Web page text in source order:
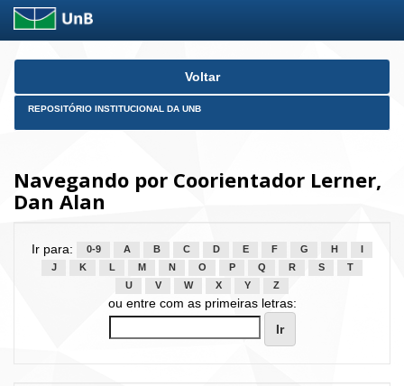
Skip
Voltar
REPOSITÓRIO INSTITUCIONAL DA UNB
Navegando por Coorientador Lerner,
Dan Alan
Ir para: 0-9 A B C D E F G H
J
K L M N O P Q R S
T
U
V W X Y Z
ou entre com as primeiras letras: